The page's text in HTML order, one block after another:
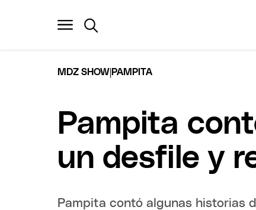
MDZ SHOW PAMPITA
Pampita
un desfile y
Pampita contó algunas historias